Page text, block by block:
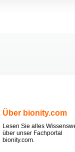
Über bionity.com
Lesen Sie alles
über unser Fachportal
bionity.com.